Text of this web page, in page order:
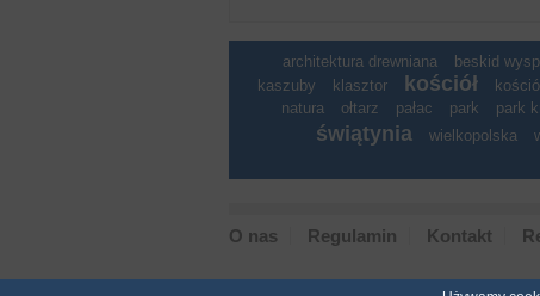
architektura drewniana beskid
kaszuby
klasztor kościół
natura
ołtarz pałac park park
świątynia wielkopolska
O nas Regulamin Kontakt